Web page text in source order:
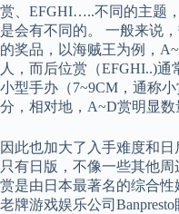
赏、EFGHI…..不同的主题
是会有不同的。 一般来说
的奖品，以海贼王为例，
人，而后位赏（EFGHI..)通
小型手办（7~9CM，通称
分，相对地，A~D赏明显数
因此也加大了入手难度和
只有日版，不像一些其他
赏是由日本最著名的综合
老牌游戏娱乐公司